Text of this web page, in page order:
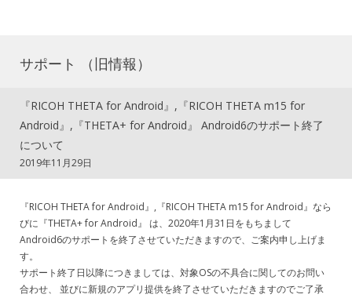
サポート （旧情報）
『RICOH THETA for Android』,『RICOH THETA m15 for
Android』,『THETA+ for Android』 Android6のサポート終了
について
2019年11月29日
『RICOH THETA for Android』,『RICOH THETA m15 for Android』なら
びに『THETA+ for Android』 は、2020年1月31日をもちまして
Android6のサポートを終了させていただきますので、ご案内申し上げま
す。
サポート終了日以降につきましては、対象OSの不具合に関してのお問い
合わせ、 並びに新規のアプリ提供を終了させていただきますのでご了承